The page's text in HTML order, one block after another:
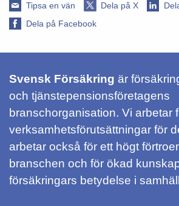
Tipsa en vän Dela på X
Dela på Facebook
Svensk Försäkring är
och tjänstepensionsföretagens
branschorganisation. Vi arbetar
verksamhetsförutsättningar för
arbetar också för ett högt
branschen och för ökad
försäkringars betydelse i